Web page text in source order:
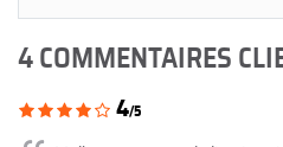
4 COMMENTAIRES
4/5